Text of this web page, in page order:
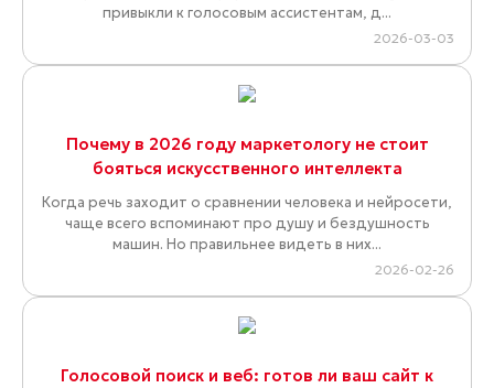
привыкли к голосовым ассистентам, д...
2026-03-03
Почему в 2026 году маркетологу не стоит
бояться искусственного интеллекта
Когда речь заходит о сравнении человека и нейросети,
чаще всего вспоминают про душу и бездушность
машин. Но правильнее видеть в них...
2026-02-26
Голосовой поиск и веб: готов ли ваш сайт к